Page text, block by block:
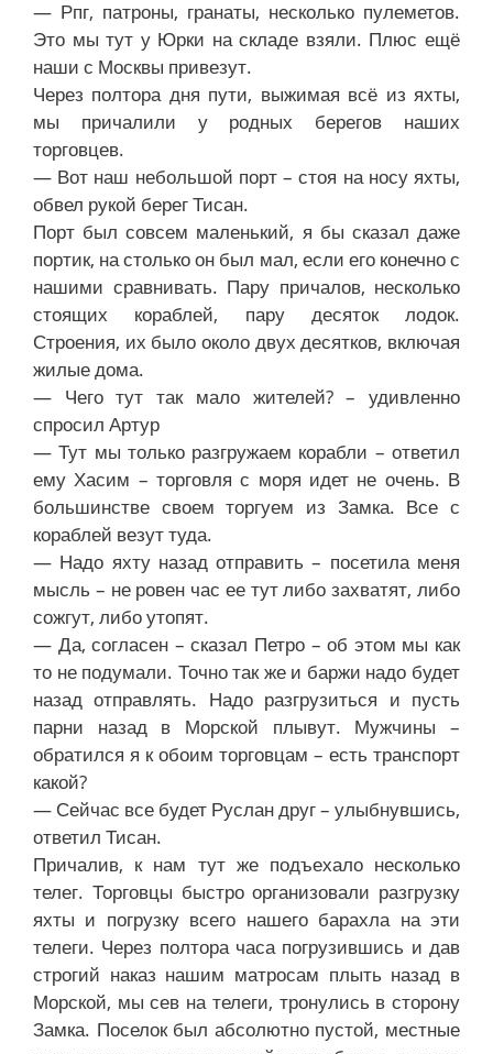
— Рпг, патроны, гранаты, несколько пулеметов.
Это мы тут у Юрки на складе взяли. Плюс ещё
наши с Москвы привезут.
Через полтора дня пути, выжимая всё из яхты,
мы причалили у родных берегов наших
торговцев.
— Вот наш небольшой порт – стоя на носу яхты,
обвел рукой берег Тисан.
Порт был совсем маленький, я бы сказал даже
портик, на столько он был мал, если его конечно с
нашими сравнивать. Пару причалов, несколько
стоящих кораблей, пару десяток лодок.
Строения, их было около двух десятков, включая
жилые дома.
— Чего тут так мало жителей? – удивленно
спросил Артур
— Тут мы только разгружаем корабли – ответил
ему Хасим – торговля с моря идет не очень. В
большинстве своем торгуем из Замка. Все с
кораблей везут туда.
— Надо яхту назад отправить – посетила меня
мысль – не ровен час ее тут либо захватят, либо
сожгут, либо утопят.
— Да, согласен – сказал Петро – об этом мы как
то не подумали. Точно так же и баржи надо будет
назад отправлять. Надо разгрузиться и пусть
парни назад в Морской плывут. Мужчины –
обратился я к обоим торговцам – есть транспорт
какой?
— Сейчас все будет Руслан друг – улыбнувшись,
ответил Тисан.
Причалив, к нам тут же подъехало несколько
телег. Торговцы быстро организовали разгрузку
яхты и погрузку всего нашего барахла на эти
телеги. Через полтора часа погрузившись и дав
строгий наказ нашим матросам плыть назад в
Морской, мы сев на телеги, тронулись в сторону
Замка. Поселок был абсолютно пустой, местные